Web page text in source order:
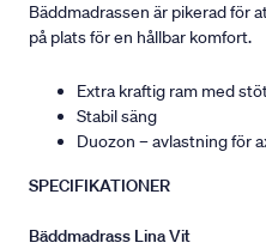
Bäddmadrassen är pikerad för
på plats för en hållbar komfort.
Extra kraftig ram med
Stabil säng
Duozon – avlastning för
SPECIFIKATIONER
Bäddmadrass Lina Vit